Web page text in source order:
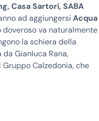
Casa Sartori, SABA
ad aggiungersi Acqua
doveroso va naturalmente
la schiera della
da Gianluca Rana,
Calzedonia, che